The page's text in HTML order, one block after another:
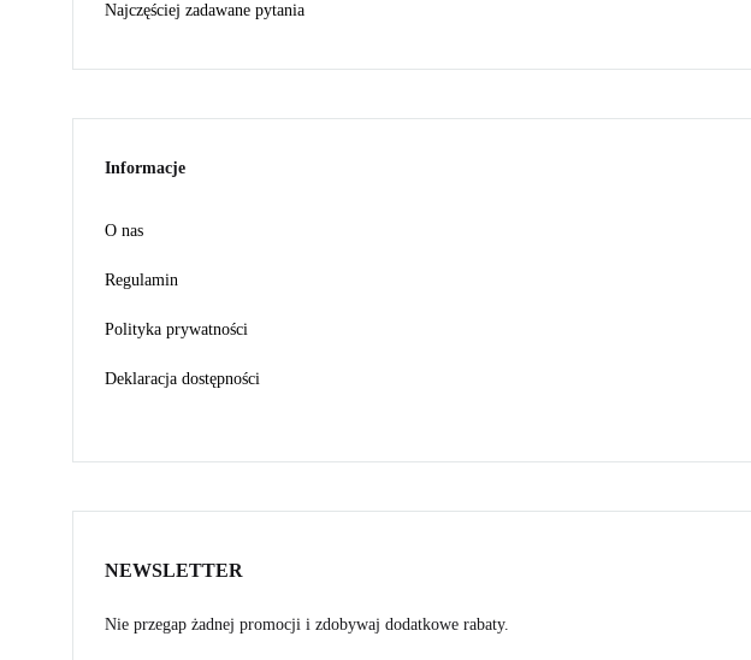
Najczęściej zadawane pytania
Informacje
O nas
Regulamin
Polityka prywatności
Deklaracja dostępności
NEWSLETTER
Nie przegap żadnej promocji i zdobywaj dodatkowe rabaty.